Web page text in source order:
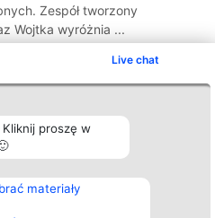
Live chat
proszę w
materiały
Zespół tworzony
Wojtka wyróżnia ...
Kontakt